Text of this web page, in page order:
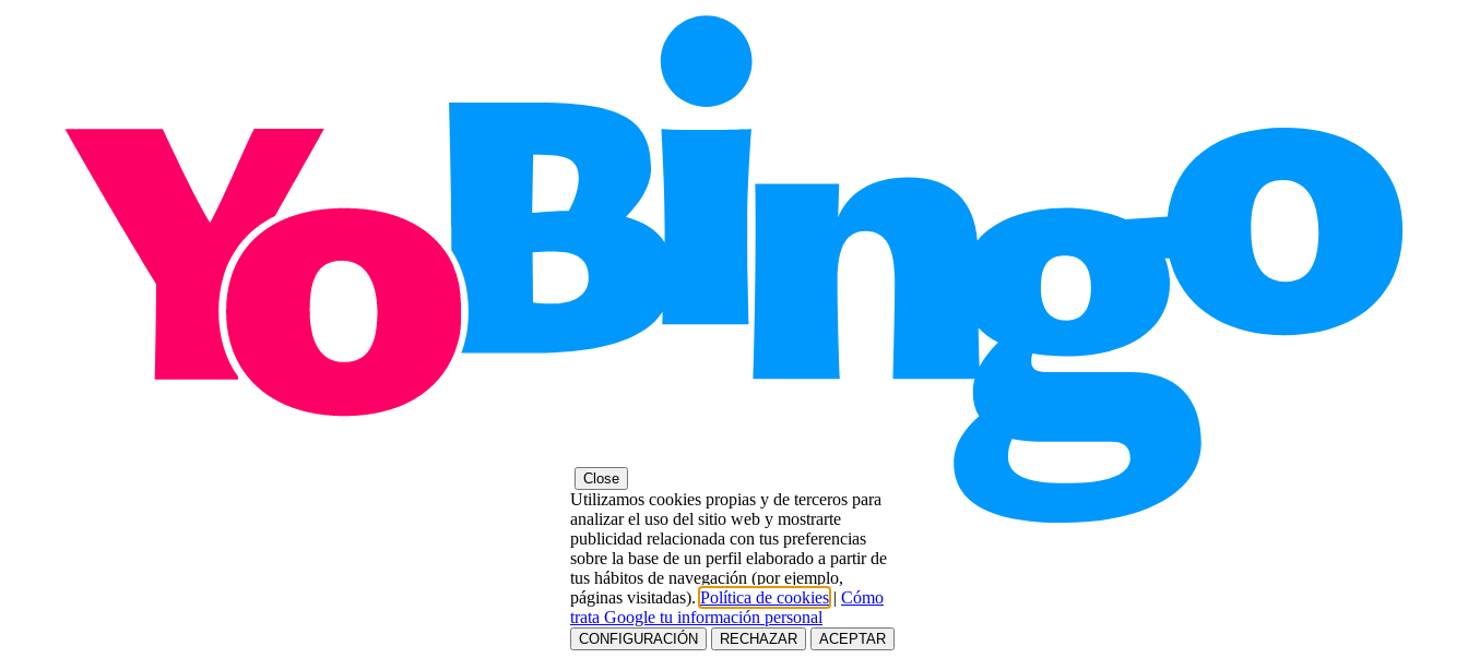
Close
Utilizamos cookies propias y de terceros para
analizar el uso del sitio web y mostrarte
publicidad relacionada con tus preferencias
sobre la base de un perfil elaborado a partir de
tus hábitos de navegación (por ejemplo,
páginas visitadas). Política de cookies | Cómo
trata Google tu información personal
CONFIGURACIÓN RECHAZAR ACEPTAR